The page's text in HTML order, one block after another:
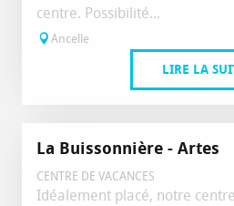
centre. Possibilité...
Ancelle
LIRE LA
La Buissonnière - Artes
CENTRE DE VACANCES
Idéalement placé, notre